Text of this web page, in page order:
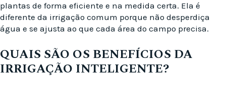
plantas de forma eficiente e na medida certa. Ela é
diferente da irrigação comum porque não desperdiça
água e se ajusta ao que cada área do campo precisa.
QUAIS SÃO OS BENEFÍCIOS DA
IRRIGAÇÃO INTELIGENTE?